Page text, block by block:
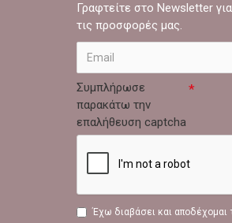
Γραφτείτε στο Newsletter
τις προσφορές μας.
Συμπλήρωσε
παρακάτω την
επαλήθευση captcha
Έχω διαβάσει και αποδέχομαι